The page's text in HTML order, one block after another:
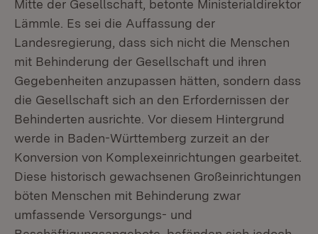
Mitte der Gesellschaft, betonte Ministerialdirektor
Lämmle. Es sei die Auffassung der
Landesregierung, dass sich nicht die Menschen
mit Behinderung der Gesellschaft und ihren
Gegebenheiten anzupassen hätten, sondern dass
die Gesellschaft sich an den Erfordernissen der
Behinderten ausrichte. Vor diesem Hintergrund
werde in Baden-Württemberg zurzeit an der
Konversion von Komplexeinrichtungen gearbeitet.
Diese historisch gewachsenen Großeinrichtungen
böten Menschen mit Behinderung zwar
umfassende Versorgungs- und